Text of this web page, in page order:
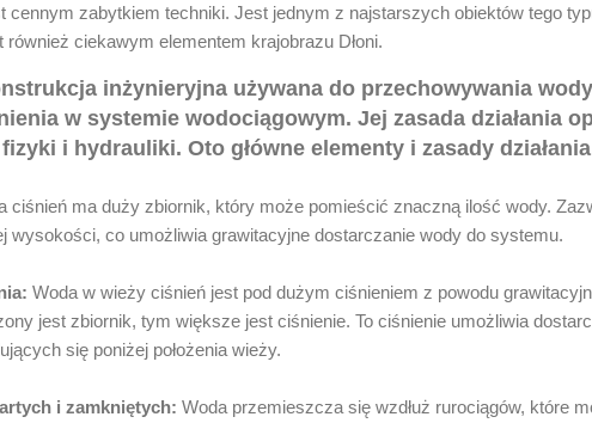
cennym zabytkiem techniki. Jest jednym z najstarszych obiektów tego
ciekawym elementem krajobrazu Dłoni.
inżynieryjna używana do przechowywania
w systemie wodociągowym. Jej zasada działania
i hydrauliki. Oto główne elementy i zasady
ciśnień ma duży zbiornik, który może pomieścić znaczną ilość wody.
wysokości, co umożliwia grawitacyjne dostarczanie wody do systemu.
Woda w wieży ciśnień jest pod dużym ciśnieniem z powodu
jest zbiornik, tym większe jest ciśnienie. To ciśnienie umożliwia
się poniżej położenia wieży.
i zamkniętych: Woda przemieszcza się wzdłuż rurociągów, które